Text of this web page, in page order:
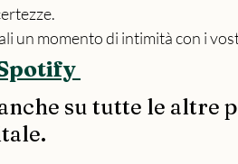
un momento di intimità con i
su tutte le